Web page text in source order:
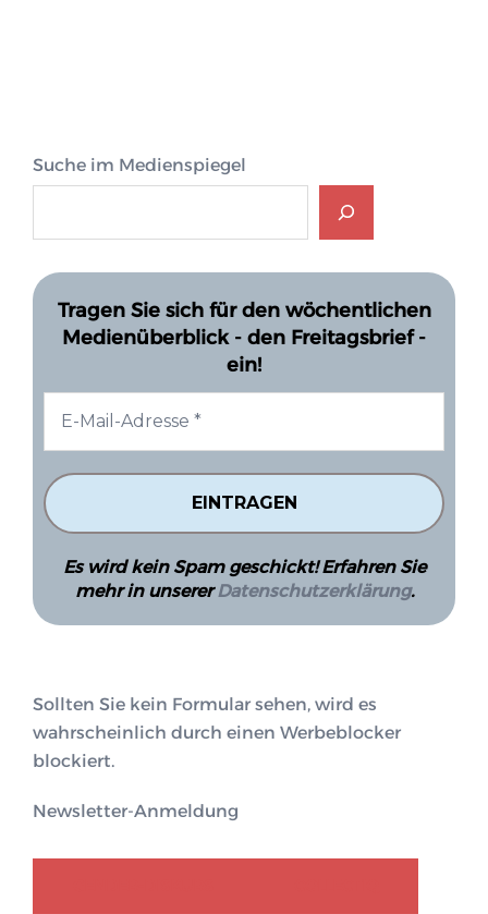
Suche im Medienspiegel
Tragen Sie sich für den wöchentlichen
Medienüberblick - den Freitagsbrief -
ein!
Es wird kein Spam geschickt! Erfahren Sie
mehr in unsererDatenschutzerklärung.
Sollten Sie kein Formular sehen, wird es
wahrscheinlich durch einen Werbeblocker
blockiert.
Newsletter-Anmeldung